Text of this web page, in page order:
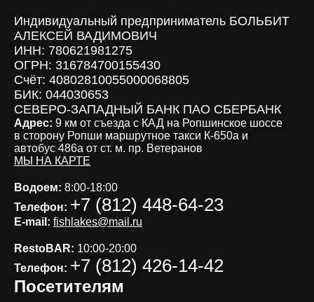
Индивидуальный предприниматель БОЛЬБИТ
АЛЕКСЕЙ ВАДИМОВИЧ
ИНН: 780621981275
ОГРН: 316784700155430
Счёт: 40802810055000068805
БИК: 044030653
СЕВЕРО-ЗАПАДНЫЙ БАНК ПАО СБЕРБАНК
Посетителям
Адрес: 9 км от съезда с КАД на Ропшинское шоссе
в сторону Ропши маршрутное такси К-650а и
автобус 486а от ст. м. пр. Ветеранов
МЫ НА КАРТЕ
Водоем: 8:00-18:00
Телефон: +7 (812) 448-64-23
E-mail: fishlakes@mail.ru
RestoBAR: 10:00-20:00
Телефон: +7 (812) 426-14-42